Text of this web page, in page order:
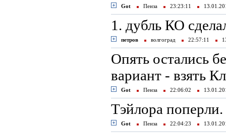
Got Пенза 23:23:11
1. дубль КО
петров волгоград 22:57:11
Опять остались
вариант - взять
Got Пенза 22:06:02
Тэйлора
Got Пенза 22:04:23